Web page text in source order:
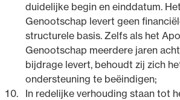
duidelijke begin en einddatum.
Genootschap levert geen
structurele basis. Zelfs als het
Genootschap meerdere jaren
bijdrage levert, behoudt zij zich
ondersteuning te beëindigen;
In redelijke verhouding staan tot